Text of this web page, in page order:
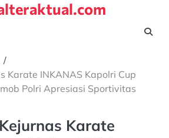
Karate INKANAS Kapolri Cup
Polri Apresiasi Sportivitas
Karate